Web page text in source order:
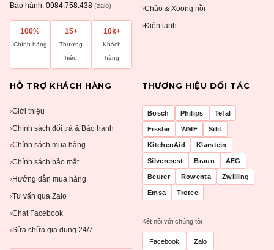
Bảo hành: 0984.758.438 (zalo)
100%
Chính hãng
15+
Thương
hiệu
10k+
Khách
hàng
›Chảo & Xoong nồi
›Điện lạnh
HỖ TRỢ KHÁCH HÀNG
›Giới thiệu
›Chính sách đổi trả & Bảo hành
›Chính sách mua hàng
›Chính sách bảo mật
› Hướng dẫn mua hàng
›Tư vấn qua Zalo
›Chat Facebook
›Sửa chữa gia dụng 24/7
THƯƠNG HIỆU ĐỐI TÁC
Bosch Philips Tefal
Fissler WMF Silit
KitchenAid Klarstein
Silvercrest Braun AEG
Beurer Rowenta Zwilling
Emsa Trotec
Kết nối với chúng tôi
Facebook Zalo